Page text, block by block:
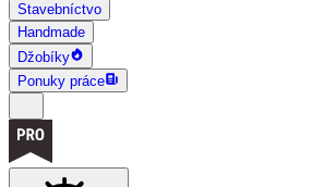
Stavebníctvo
Handmade
Džobíky
Ponuky práce